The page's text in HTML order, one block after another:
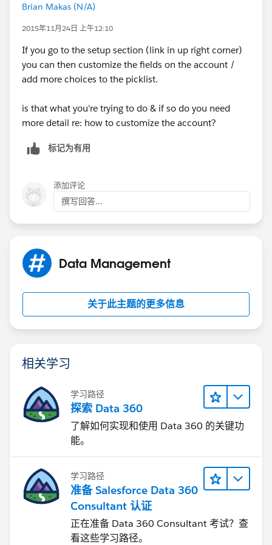
Brian Makas (N/A)
2015年11月24日 上午12:10
If you go to the setup section (link in up right corner)
you can then customize the fields on the account /
add more choices to the picklist.
is that what you're trying to do & if so do you need
more detail re: how to customize the account?
标记为有用
添加评论
撰写回答...
Data Management
关于此主题的更多信息
相关学习
学习路径
探索 Data 360
了解如何实现和使用 Data 360 的关键功
能。
学习路径
准备 Salesforce Data 360
Consultant 认证
正在准备 Data 360 Consultant 考试？查
看这些学习路径。